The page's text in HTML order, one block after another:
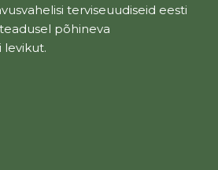
terviseuudiseid eesti
põhineva
levikut.